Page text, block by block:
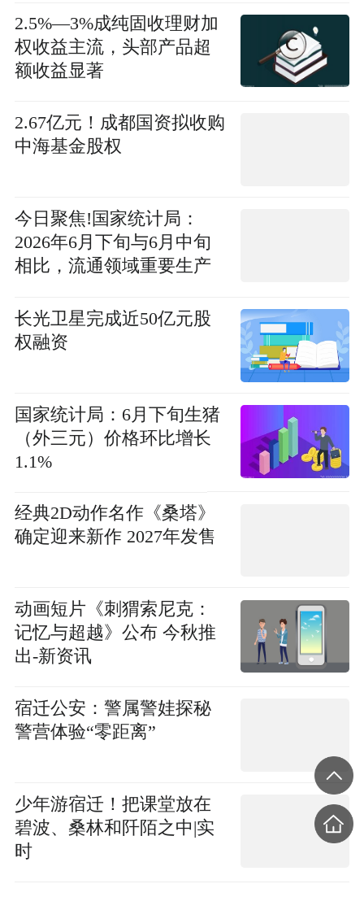
2.5%—3%成纯固收理财加
权收益主流，头部产品超
额收益显著
2.67亿元！成都国资拟收购
中海基金股权
今日聚焦!国家统计局：
2026年6月下旬与6月中旬
相比，流通领域重要生产
长光卫星完成近50亿元股
权融资
国家统计局：6月下旬生猪
（外三元）价格环比增长
1.1%
经典2D动作名作《桑塔》
确定迎来新作 2027年发售
动画短片《刺猬索尼克：
记忆与超越》公布 今秋推
出-新资讯
宿迁公安：警属警娃探秘
警营体验“零距离”
少年游宿迁！把课堂放在
碧波、桑林和阡陌之中|实
时